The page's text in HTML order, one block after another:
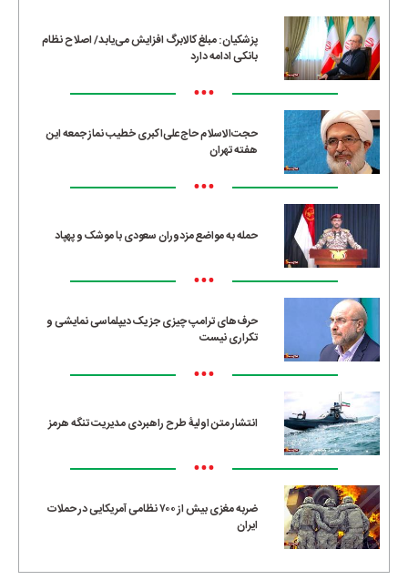
پزشکیان: مبلغ کالابرگ افزایش می‌یابد/ اصلاح نظام
بانکی ادامه دارد
•••
حجت‌الاسلام حاج‌علی‌اکبری خطیب نماز جمعه این
هفته تهران
•••
حمله به مواضع مزدوران سعودی با موشک و پهپاد
•••
حرف‌های ترامپ چیزی جز یک دیپلماسی نمایشی و
تکراری نیست
•••
انتشار متن اولیۀ طرح راهبردی مدیریت تنگه هرمز
•••
ضربه مغزی بیش از ۷۰۰ نظامی آمریکایی در حملات
ایران